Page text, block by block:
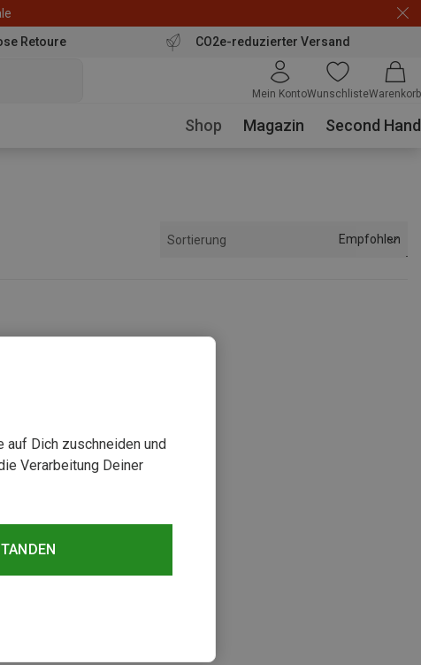
Retoure CO2e-reduzierter Versand
Mein KontoWunschlisteWarenkorb
Shop Magazin Second Hand
Sortierung Empfohlen
auf Dich zuschneiden und
Verarbeitung Deiner